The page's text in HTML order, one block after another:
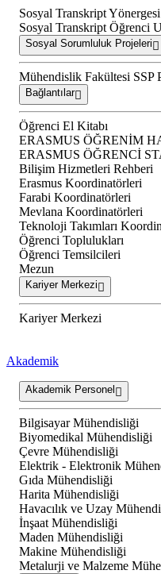
Sosyal Transkript Yönergesi
Sosyal Transkript Öğrenci
Sosyal Sorumluluk Projeleri
Mühendislik Fakültesi SSP
Bağlantılar
Öğrenci El Kitabı
ERASMUS ÖĞRENİM
ERASMUS ÖĞRENCİ
Bilişim Hizmetleri Rehberi
Erasmus Koordinatörleri
Farabi Koordinatörleri
Mevlana Koordinatörleri
Teknoloji Takımları
Öğrenci Toplulukları
Öğrenci Temsilcileri
Mezun
Kariyer Merkezi
Kariyer Merkezi
Akademik
Akademik Personel
Bilgisayar Mühendisliği
Biyomedikal Mühendisliği
Çevre Mühendisliği
Elektrik - Elektronik
Gıda Mühendisliği
Harita Mühendisliği
Havacılık ve Uzay
İnşaat Mühendisliği
Maden Mühendisliği
Makine Mühendisliği
Metalurji ve Malzeme